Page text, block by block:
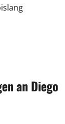
an Diego